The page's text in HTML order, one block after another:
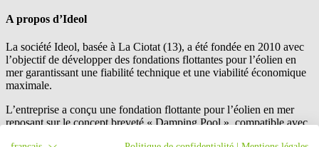
A propos d’Ideol
La société Ideol, basée à La Ciotat (13), a été fondée en 2010 avec
l’objectif de développer des fondations flottantes pour l’éolien en
mer garantissant une fiabilité technique et une viabilité économique
maximale.
L’entreprise a conçu une fondation flottante pour l’éolien en mer
reposant sur le concept breveté « Damping Pool », compatible avec